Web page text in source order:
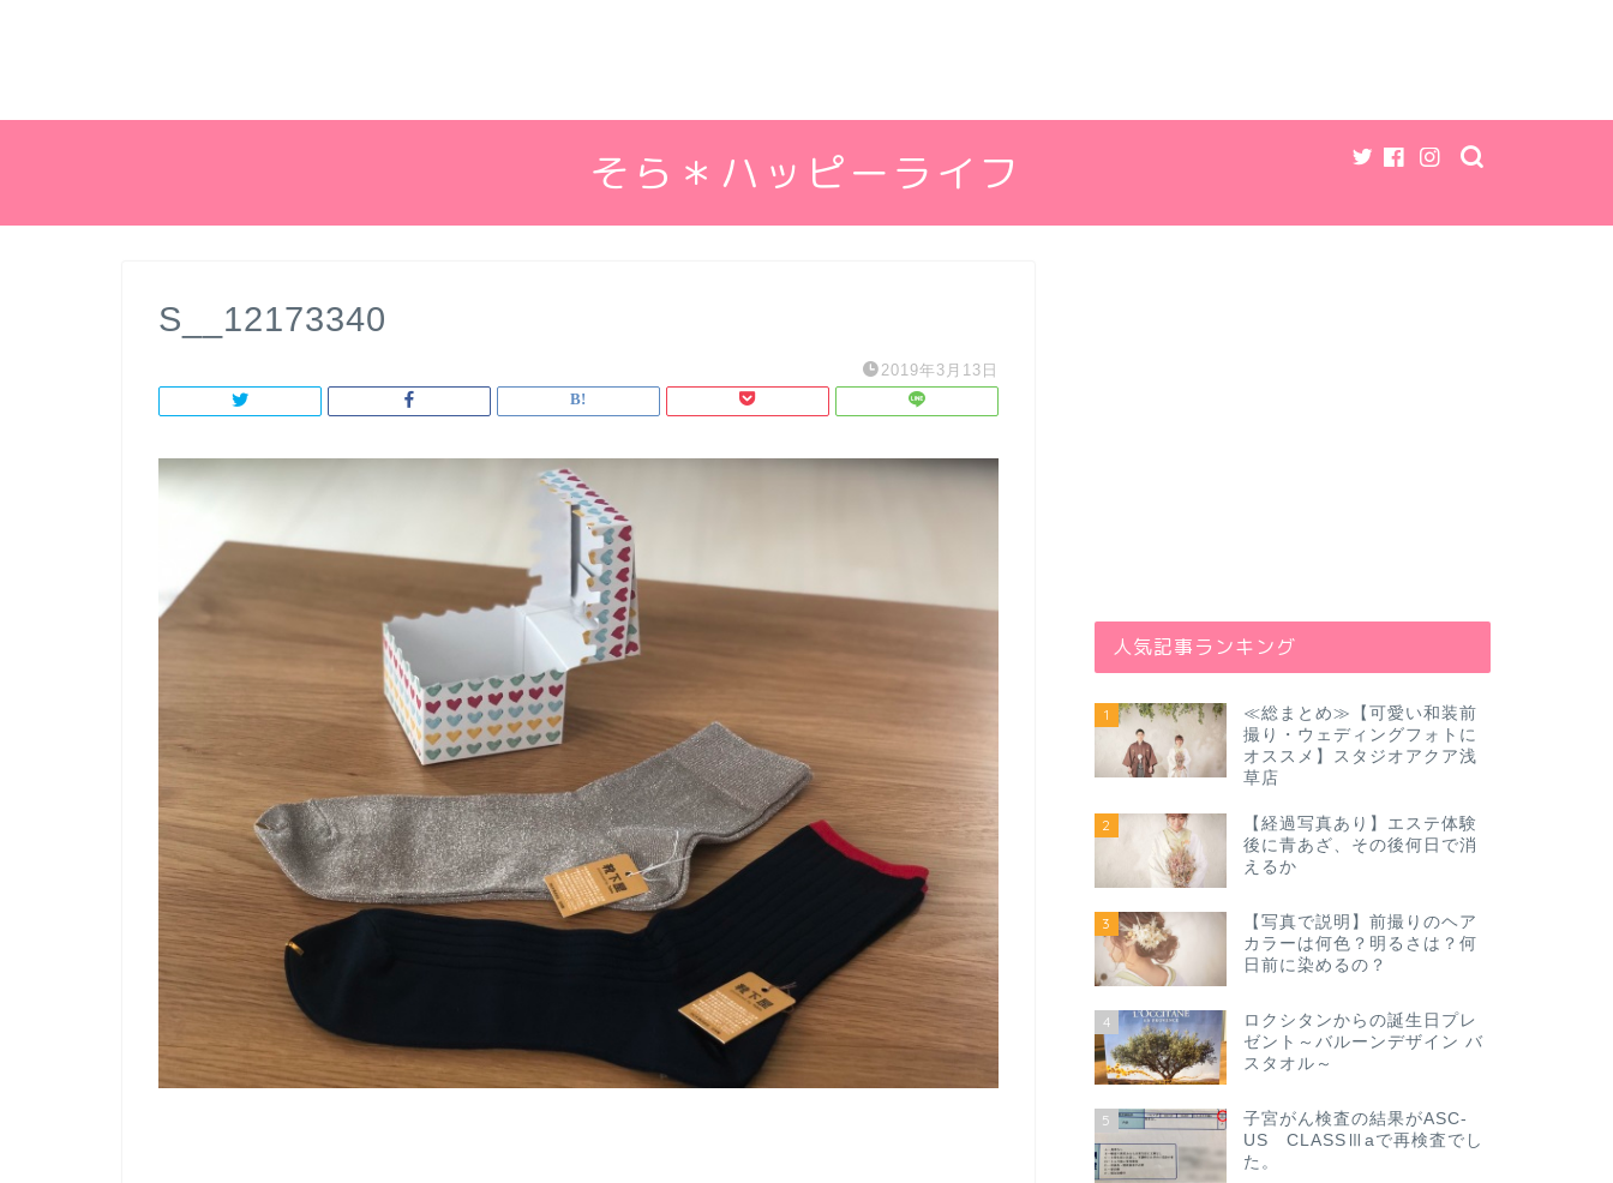
そら＊ハッピーライフ
S__12173340
2019年3月13日
人気記事ランキング
1
≪総まとめ≫【可愛い和装前
撮り・ウェディングフォトに
オススメ】スタジオアクア浅
草店
2
【経過写真あり】エステ体験
後に青あざ、その後何日で消
えるか
3
【写真で説明】前撮りのヘア
カラーは何色？明るさは？何
日前に染めるの？
4
ロクシタンからの誕生日プレ
ゼント～バルーンデザイン バ
スタオル～
5
子宮がん検査の結果がASC-
US CLASSⅢaで再検査でし
た。